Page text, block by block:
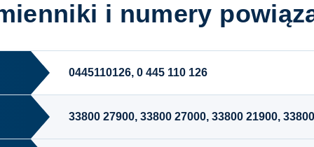
i numery
0445110126, 0 445 110 126
33800 27900, 33800 27000, 33800 21900,